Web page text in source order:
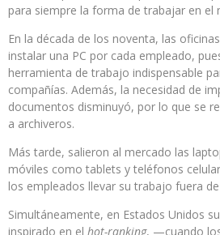
para siempre la forma de trabajar en el
En la década de los noventa, las
instalar una PC por cada empleado,
herramienta de trabajo indispensable
compañías. Además, la necesidad de
documentos disminuyó, por lo que se
a archiveros.
Más tarde, salieron al mercado las
móviles como tablets y teléfonos
los empleados llevar su trabajo fuera
Simultáneamente, en Estados Unidos
inspirado en el hot-ranking, —cuando